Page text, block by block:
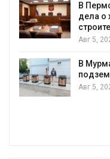
В
дела о
Авг 5,
В
Авг 5,